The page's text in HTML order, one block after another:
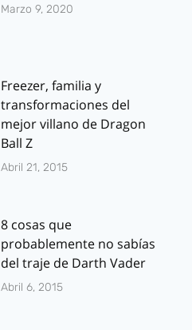
Marzo 9, 2020
Freezer, familia y
transformaciones del
mejor villano de Dragon
Ball Z
Abril 21, 2015
8 cosas que
probablemente no sabías
del traje de Darth Vader
Abril 6, 2015